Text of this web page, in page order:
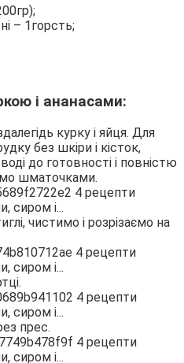
– 1горсть;
і ананасами:
курку і яйця. Для
без шкіри і кісток,
до готовності і повністю
шматочками.
чистимо і розрізаємо на
прес.